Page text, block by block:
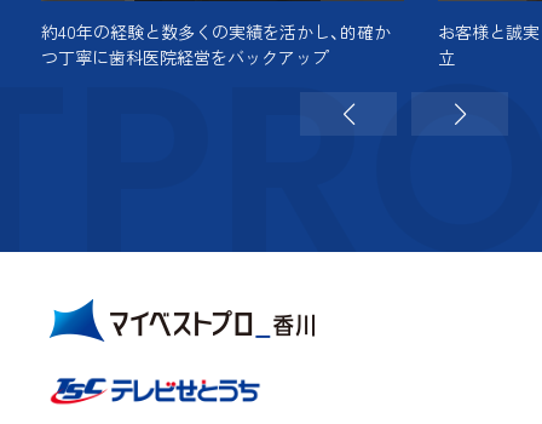
約40年の経験と数多くの実績を活かし、的確か
つ丁寧に歯科医院経営をバックアップ
お客様と誠
立